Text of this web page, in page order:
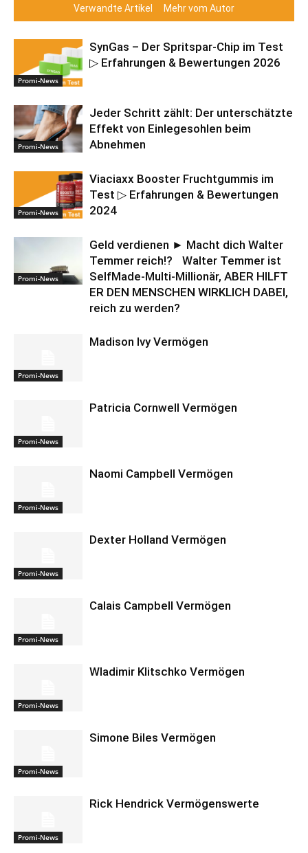
Verwandte Artikel Mehr vom Autor
Promi-News
SynGas – Der Spritspar-Chip im Test
▷ Erfahrungen & Bewertungen 2026
Promi-News
Jeder Schritt zählt: Der unterschätzte
Effekt von Einlegesohlen beim
Abnehmen
Promi-News
Viaciaxx Booster Fruchtgummis im
Test ▷ Erfahrungen & Bewertungen
2024
Promi-News
Geld verdienen ► Macht dich Walter
Temmer reich!? Walter Temmer ist
SelfMade-Multi-Millionär, ABER HILFT
ER DEN MENSCHEN WIRKLICH DABEI,
reich zu werden?
Promi-News
Madison Ivy Vermögen
Promi-News
Patricia Cornwell Vermögen
Promi-News
Naomi Campbell Vermögen
Promi-News
Dexter Holland Vermögen
Promi-News
Calais Campbell Vermögen
Promi-News
Wladimir Klitschko Vermögen
Promi-News
Simone Biles Vermögen
Promi-News
Rick Hendrick Vermögenswerte